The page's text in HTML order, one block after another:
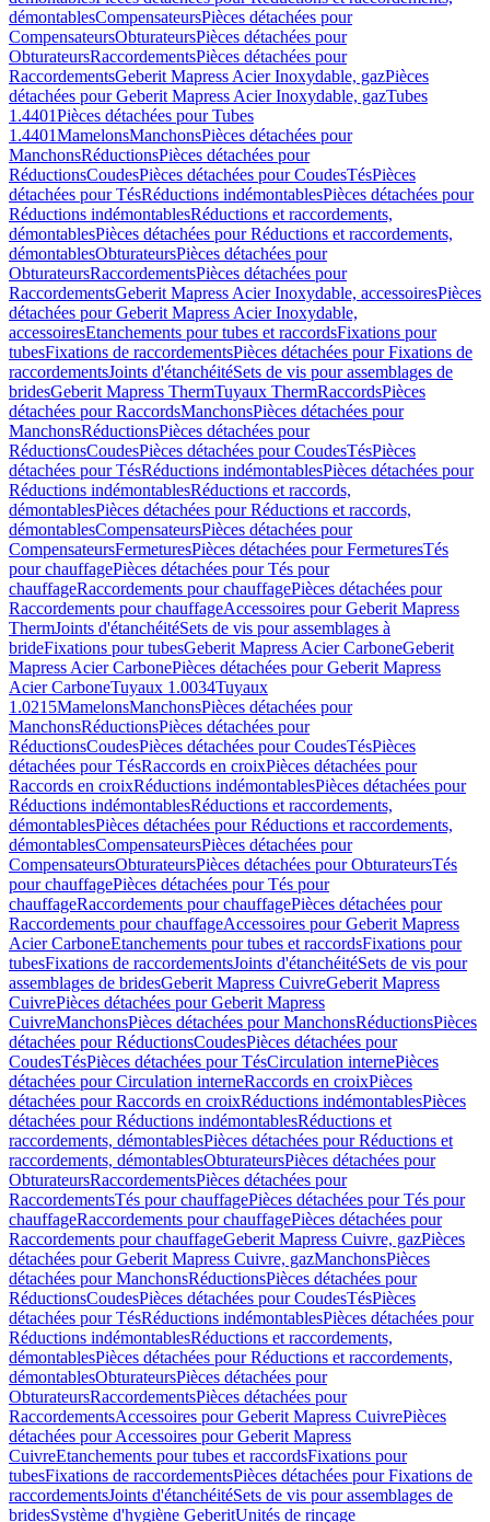
démontablesCompensateursPièces détachées pour
CompensateursObturateursPièces détachées pour
ObturateursRaccordementsPièces détachées pour
RaccordementsGeberit Mapress Acier Inoxydable, gazPièces
détachées pour Geberit Mapress Acier Inoxydable, gazTubes
1.4401Pièces détachées pour Tubes
1.4401MamelonsManchonsPièces détachées pour
ManchonsRéductionsPièces détachées pour
RéductionsCoudesPièces détachées pour CoudesTésPièces
détachées pour TésRéductions indémontablesPièces détachées pour
Réductions indémontablesRéductions et raccordements,
démontablesPièces détachées pour Réductions et raccordements,
démontablesObturateursPièces détachées pour
ObturateursRaccordementsPièces détachées pour
RaccordementsGeberit Mapress Acier Inoxydable, accessoiresPièces
détachées pour Geberit Mapress Acier Inoxydable,
accessoiresEtanchements pour tubes et raccordsFixations pour
tubesFixations de raccordementsPièces détachées pour Fixations de
raccordementsJoints d'étanchéitéSets de vis pour assemblages de
bridesGeberit Mapress ThermTuyaux ThermRaccordsPièces
détachées pour RaccordsManchonsPièces détachées pour
ManchonsRéductionsPièces détachées pour
RéductionsCoudesPièces détachées pour CoudesTésPièces
détachées pour TésRéductions indémontablesPièces détachées pour
Réductions indémontablesRéductions et raccords,
démontablesPièces détachées pour Réductions et raccords,
démontablesCompensateursPièces détachées pour
CompensateursFermeturesPièces détachées pour FermeturesTés
pour chauffagePièces détachées pour Tés pour
chauffageRaccordements pour chauffagePièces détachées pour
Raccordements pour chauffageAccessoires pour Geberit Mapress
ThermJoints d'étanchéitéSets de vis pour assemblages à
brideFixations pour tubesGeberit Mapress Acier CarboneGeberit
Mapress Acier CarbonePièces détachées pour Geberit Mapress
Acier CarboneTuyaux 1.0034Tuyaux
1.0215MamelonsManchonsPièces détachées pour
ManchonsRéductionsPièces détachées pour
RéductionsCoudesPièces détachées pour CoudesTésPièces
détachées pour TésRaccords en croixPièces détachées pour
Raccords en croixRéductions indémontablesPièces détachées pour
Réductions indémontablesRéductions et raccordements,
démontablesPièces détachées pour Réductions et raccordements,
démontablesCompensateursPièces détachées pour
CompensateursObturateursPièces détachées pour ObturateursTés
pour chauffagePièces détachées pour Tés pour
chauffageRaccordements pour chauffagePièces détachées pour
Raccordements pour chauffageAccessoires pour Geberit Mapress
Acier CarboneEtanchements pour tubes et raccordsFixations pour
tubesFixations de raccordementsJoints d'étanchéitéSets de vis pour
assemblages de bridesGeberit Mapress CuivreGeberit Mapress
CuivrePièces détachées pour Geberit Mapress
CuivreManchonsPièces détachées pour ManchonsRéductionsPièces
détachées pour RéductionsCoudesPièces détachées pour
CoudesTésPièces détachées pour TésCirculation internePièces
détachées pour Circulation interneRaccords en croixPièces
détachées pour Raccords en croixRéductions indémontablesPièces
détachées pour Réductions indémontablesRéductions et
raccordements, démontablesPièces détachées pour Réductions et
raccordements, démontablesObturateursPièces détachées pour
ObturateursRaccordementsPièces détachées pour
RaccordementsTés pour chauffagePièces détachées pour Tés pour
chauffageRaccordements pour chauffagePièces détachées pour
Raccordements pour chauffageGeberit Mapress Cuivre, gazPièces
détachées pour Geberit Mapress Cuivre, gazManchonsPièces
détachées pour ManchonsRéductionsPièces détachées pour
RéductionsCoudesPièces détachées pour CoudesTésPièces
détachées pour TésRéductions indémontablesPièces détachées pour
Réductions indémontablesRéductions et raccordements,
démontablesPièces détachées pour Réductions et raccordements,
démontablesObturateursPièces détachées pour
ObturateursRaccordementsPièces détachées pour
RaccordementsAccessoires pour Geberit Mapress CuivrePièces
détachées pour Accessoires pour Geberit Mapress
CuivreEtanchements pour tubes et raccordsFixations pour
tubesFixations de raccordementsPièces détachées pour Fixations de
raccordementsJoints d'étanchéitéSets de vis pour assemblages de
bridesSystème d'hygiène GeberitUnités de rinçage